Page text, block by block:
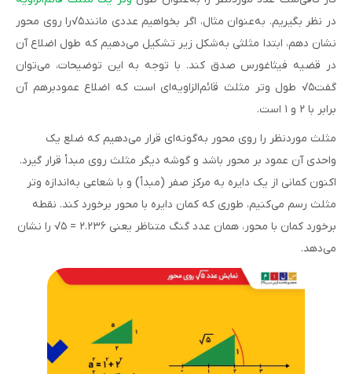
در نظر بگیریم. به‌عنوان مثال، اگر بخواهیم عددی مانند۵√را روی محور
نشان دهم، ابتدا مثلثی به‌شکل زیر تشکیل می‌دهیم که طول اضلاع آن
در قضیه فیثاغورس صدق کند. با توجه به این توضیحات، می‌توان
گفت۵√ طول وتر مثلث قائم‌الزاویه‌ای است که اضلاع عمودبرهم آن
برابر با ۲ و ۱ است.
مثلث موردنظر را روی محور به‌گونه‌ای قرار می‌دهیم که ضلع یک
واحدی آن عمود بر محور باشد و گوشه دیگر مثلث روی مبدأ قرار گیرد.
اکنون کمانی از یک دایره به مرکز صفر (مبدأ) و با شعاعی به‌اندازه وتر
مثلث رسم می‌کنیم، طوری که کمان دایره با محور برخورد کند. نقطه
برخورد کمان با محور، همان عدد گنگ متناظر یعنی ۲.۲۳۶ = ۵√ را نشان
می‌دهد.